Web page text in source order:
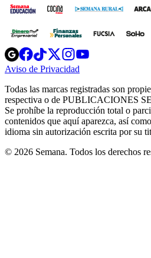
Opens
in
new
Opens
in
new
Opens
in
new
window
Opens
new
windowwindow
Aviso de Privacidad
new
window
Todas las marcas registradas son
respectiva o de PUBLICACIONES
Se prohíbe la reproducción total o
contenidos que aquí aparezca, así
idioma sin autorización escrita por su
© 2026 Semana. Todos los derechos